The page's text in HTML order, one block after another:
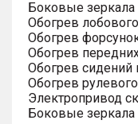
Боковые зеркала
Обогрев
Обогрев
Обогрев
Обогрев сидений
Обогрев
Электропривод
Боковые зеркала